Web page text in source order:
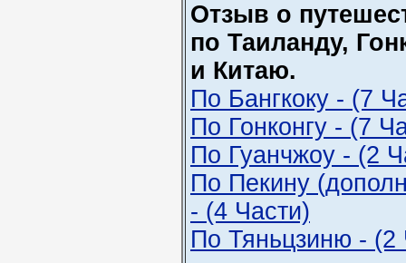
Отзыв о
по Таиланду,
и Китаю.
По Бангкоку - (7
По Гонконгу - (7
По Гуанчжоу - (2
По Пекину
- (4 Части)
По Тяньцзиню - (2